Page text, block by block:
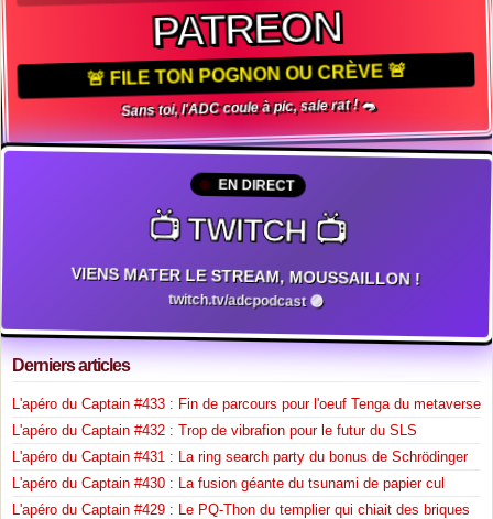
PATREON
🚨 FILE TON POGNON OU CRÈVE 🚨
Sans toi, l'ADC coule à pic, sale rat ! 🐀
EN DIRECT
📺 TWITCH 📺
VIENS MATER LE STREAM, MOUSSAILLON !
twitch.tv/adcpodcast 🟣
Derniers articles
L'apéro du Captain #433 : Fin de parcours pour l'oeuf Tenga du metaverse
L'apéro du Captain #432 : Trop de vibrafion pour le futur du SLS
L'apéro du Captain #431 : La ring search party du bonus de Schrödinger
L'apéro du Captain #430 : La fusion géante du tsunami de papier cul
L'apéro du Captain #429 : Le PQ-Thon du templier qui chiait des briques